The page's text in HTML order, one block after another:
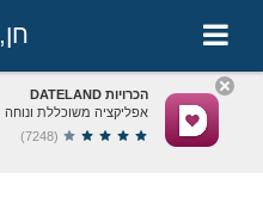
חן, 33
הכרויות DATELAND
אפליקציה משוכללת ונוחה
(7248)